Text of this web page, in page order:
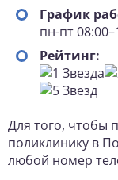
График
пн-пт
Рейтинг:
Для того, чтобы
поликлинику в
любой номер